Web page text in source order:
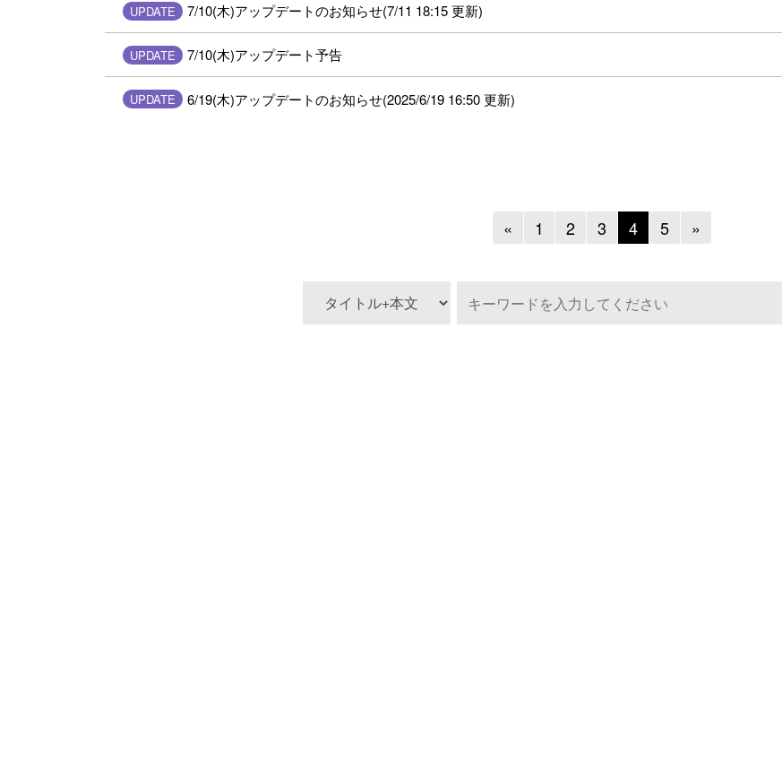
UPDATE 7/10(木)アップデートのお知らせ(7/11 18:15 更新)
UPDATE 7/10(木)アップデート予告
UPDATE 6/19(木)アップデートのお知らせ(2025/6/19 16:50 更新)
« Previous
1 2 3 4 5 »